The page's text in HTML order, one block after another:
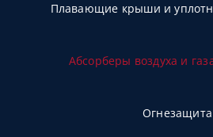
Плавающие крыши и
Абсорберы воздуха и
Огнезащита